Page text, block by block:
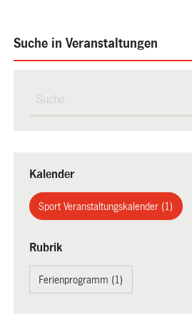
Suche in Veranstaltungen
Kalender
Sport Veranstaltungskalender (1)
Rubrik
Ferienprogramm (1)